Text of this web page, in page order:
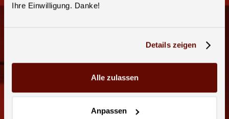
Ihre Einwilligung. Danke!
Details zeigen
Alle zulassen
Anpassen